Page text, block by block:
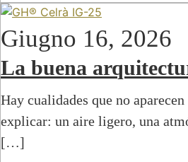
Giugno 16, 2026
La buena
Hay cualidades que no
explicar: un aire ligero, una
[…]